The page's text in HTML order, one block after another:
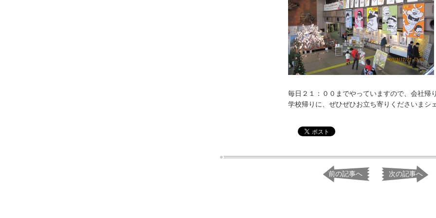
毎日２１：００までやっていますので、会社帰
学校帰りに、ぜひぜひお立ち寄りくださいまシ
前の記事へ 次の記事へ